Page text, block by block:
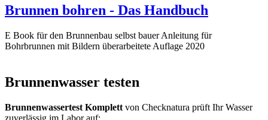
Brunnen bohren - Das Handbuch
E Book für den Brunnenbau selbst bauer Anleitung für
Bohrbrunnen mit Bildern überarbeitete Auflage 2020
Brunnenwasser testen
Brunnenwassertest Komplett von Checknatura prüft Ihr Wasser